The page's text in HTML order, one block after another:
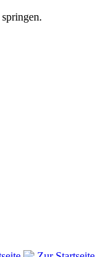
springen.